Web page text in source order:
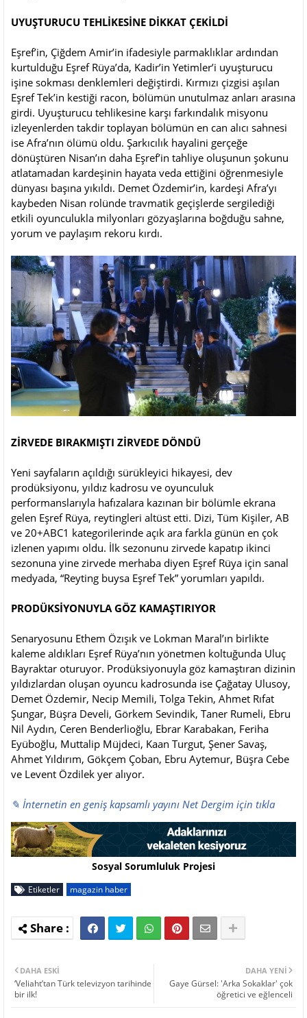
UYUŞTURUCU TEHLİKESİNE DİKKAT ÇEKİLDİ
Eşref’in, Çiğdem Amir’in ifadesiyle parmaklıklar ardından
kurtulduğu Eşref Rüya’da, Kadir’in Yetimler’i uyuşturucu
işine sokması denklemleri değiştirdi. Kırmızı çizgisi aşılan
Eşref Tek’in kestiği racon, bölümün unutulmaz anları arasına
girdi. Uyuşturucu tehlikesine karşı farkındalık misyonu
izleyenlerden takdir toplayan bölümün en can alıcı sahnesi
ise Afra’nın ölümü oldu. Şarkıcılık hayalini gerçeğe
dönüştüren Nisan’ın daha Eşref’in tahliye oluşunun şokunu
atlatamadan kardeşinin hayata veda ettiğini öğrenmesiyle
dünyası başına yıkıldı. Demet Özdemir’in, kardeşi Afra’yı
kaybeden Nisan rolünde travmatik geçişlerde sergilediği
etkili oyunculukla milyonları gözyaşlarına boğduğu sahne,
yorum ve paylaşım rekoru kırdı.
ZİRVEDE BIRAKMIŞTI ZİRVEDE DÖNDÜ
Yeni sayfaların açıldığı sürükleyici hikayesi, dev
prodüksiyonu, yıldız kadrosu ve oyunculuk
performanslarıyla hafızalara kazınan bir bölümle ekrana
gelen Eşref Rüya, reytingleri altüst etti. Dizi, Tüm Kişiler, AB
ve 20+ABC1 kategorilerinde açık ara farkla günün en çok
izlenen yapımı oldu. İlk sezonunu zirvede kapatıp ikinci
sezonuna yine zirvede merhaba diyen Eşref Rüya için sanal
medyada, “Reyting buysa Eşref Tek” yorumları yapıldı.
PRODÜKSİYONUYLA GÖZ KAMAŞTIRIYOR
Senaryosunu Ethem Özışık ve Lokman Maral’ın birlikte
kaleme aldıkları Eşref Rüya’nın yönetmen koltuğunda Uluç
Bayraktar oturuyor. Prodüksiyonuyla göz kamaştıran dizinin
yıldızlardan oluşan oyuncu kadrosunda ise Çağatay Ulusoy,
Demet Özdemir, Necip Memili, Tolga Tekin, Ahmet Rıfat
Şungar, Büşra Develi, Görkem Sevindik, Taner Rumeli, Ebru
Nil Aydın, Ceren Benderlioğlu, Ebrar Karabakan, Feriha
Eyüboğlu, Muttalip Müjdeci, Kaan Turgut, Şener Savaş,
Ahmet Yıldırım, Gökçem Çoban, Ebru Aytemur, Büşra Cebe
ve Levent Özdilek yer alıyor.
✎ İnternetin en geniş kapsamlı yayını Net Dergim için tıkla
Sosyal Sorumluluk Projesi
Etiketler magazin haber
DAHA YENI
Gaye Gürsel: 'Arka Sokaklar' çok
öğretici ve eğlenceli
DAHA ESKI
‘Veliaht’tan Türk televizyon tarihinde
bir ilk!